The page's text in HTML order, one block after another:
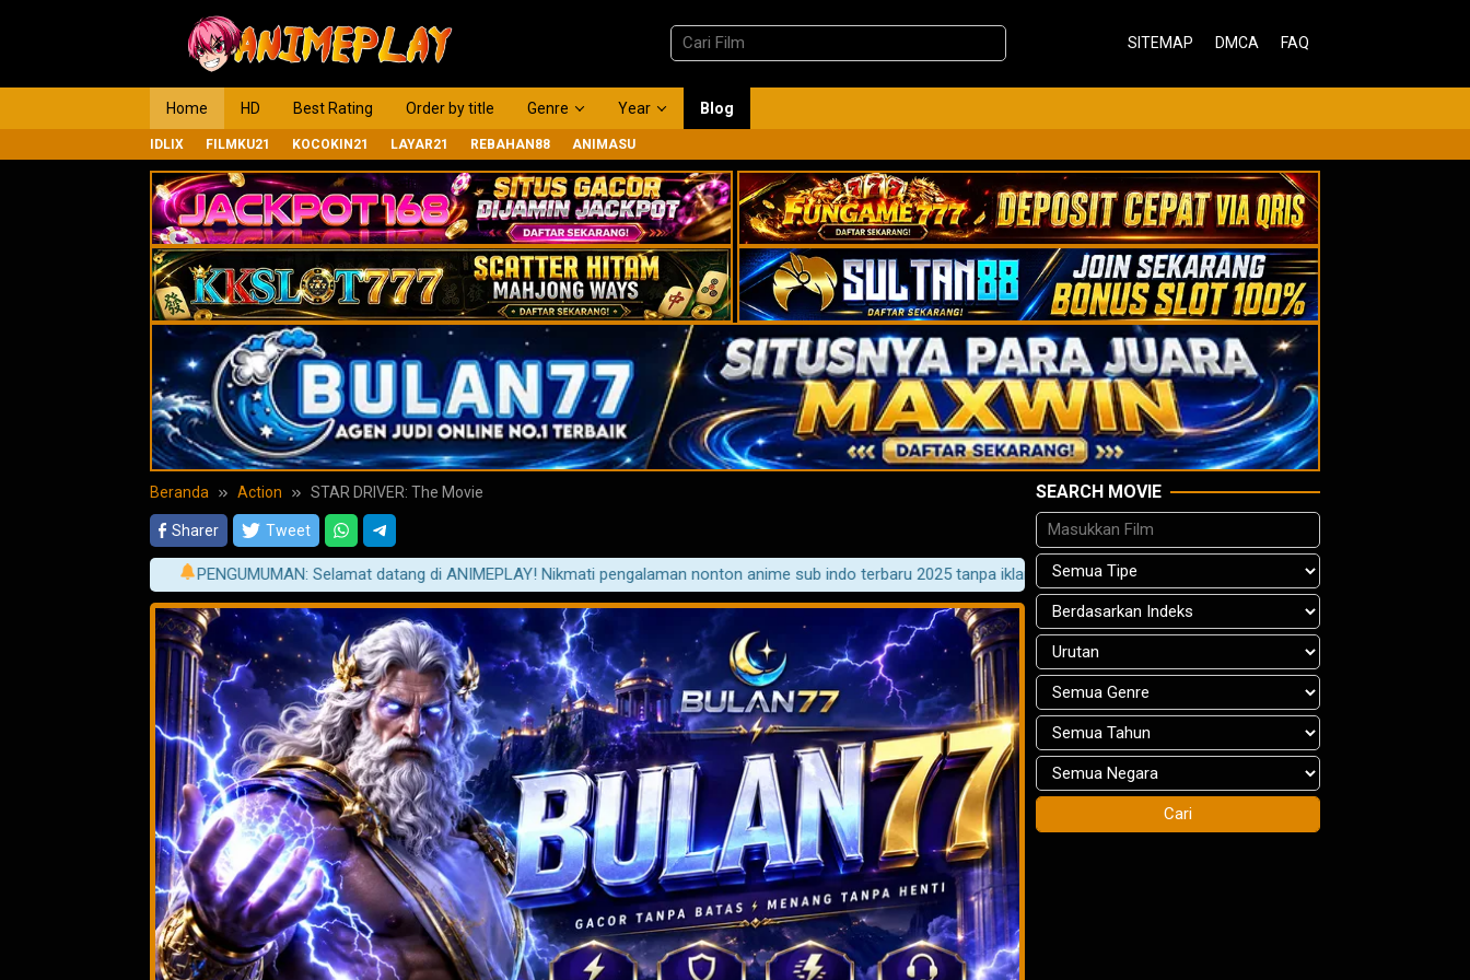
SITEMAP DMCA FAQ
Home HD Best Rating Order by title Genre Year Blog
IDLIX FILMKU21 KOCOKIN21 LAYAR21 REBAHAN88 ANIMASU
Beranda Action STAR DRIVER: The Movie
Sharer Tweet
PENGUMUMAN: Selamat datang di ANIMEPLAY! Nikmati pengalaman nonton anime sub indo terbaru 2025 tanpa iklan dan kualitas HD! Jangan lupa bookmark situs ini ya!
SEARCH MOVIE